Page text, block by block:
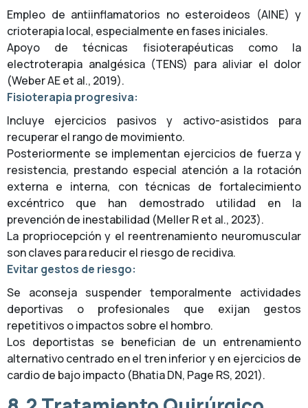
Empleo de antiinflamatorios no esteroideos (AINE) y
crioterapia local, especialmente en fases iniciales.
Apoyo de técnicas fisioterapéuticas como la
electroterapia analgésica (TENS) para aliviar el dolor
(Weber AE et al., 2019).
Fisioterapia progresiva:
Incluye ejercicios pasivos y activo-asistidos para
recuperar el rango de movimiento.
Posteriormente se implementan ejercicios de fuerza y
resistencia, prestando especial atención a la rotación
externa e interna, con técnicas de fortalecimiento
excéntrico que han demostrado utilidad en la
prevención de inestabilidad (Meller R et al., 2023).
La propriocepción y el reentrenamiento neuromuscular
son claves para reducir el riesgo de recidiva.
Evitar gestos de riesgo:
Se aconseja suspender temporalmente actividades
deportivas o profesionales que exijan gestos
repetitivos o impactos sobre el hombro.
Los deportistas se benefician de un entrenamiento
alternativo centrado en el tren inferior y en ejercicios de
cardio de bajo impacto (Bhatia DN, Page RS, 2021).